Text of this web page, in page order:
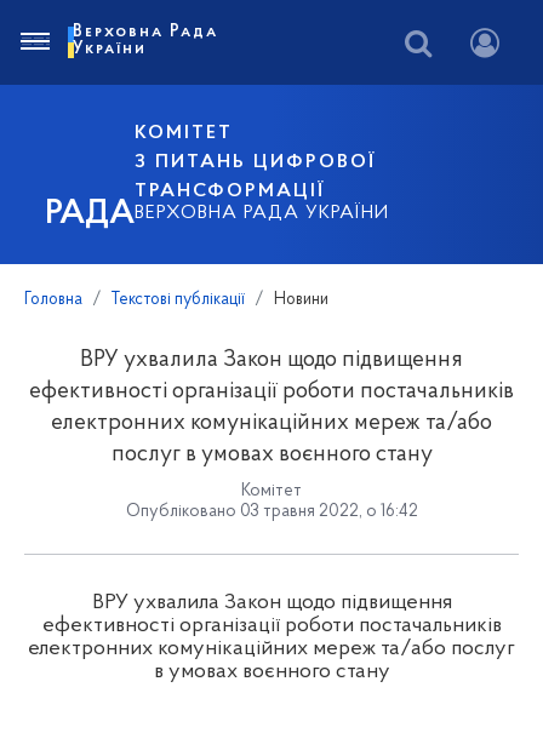
РАДА
КОМІТЕТ
З ПИТАНЬ ЦИФРОВОЇ
ТРАНСФОРМАЦІЇ
ВЕРХОВНА РАДА УКРАЇНИ
Верховна Рада
України
Головна Текстові публікації Новини
ВРУ ухвалила Закон щодо підвищення
ефективності організації роботи постачальників
електронних комунікаційних мереж та/або
послуг в умовах воєнного стану
Комітет
Опубліковано 03 травня 2022, о 16:42
ВРУ ухвалила Закон щодо підвищення
ефективності організації роботи постачальників
електронних комунікаційних мереж та/або послуг
в умовах воєнного стану